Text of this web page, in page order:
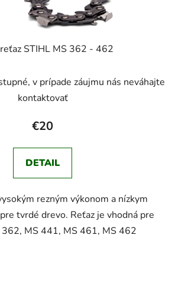
STIHL MS 362 - 462
v prípade záujmu nás neváhajte
kontaktovať
€20
DETAIL
rezným výkonom a nízkym
tvrdé drevo. Reťaz je vhodná pre
MS 441, MS 461, MS 462